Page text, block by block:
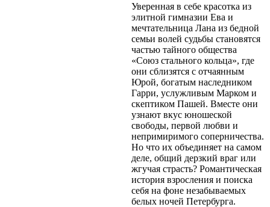
Уверенная в себе красотка из
элитной гимназии Ева и
мечтательница Лана из бедной
семьи волей судьбы становятся
частью тайного общества
«Союз стального кольца», где
они сблизятся с отчаянным
Юрой, богатым наследником
Гарри, услужливым Марком и
скептиком Пашей. Вместе они
узнают вкус юношеской
свободы, первой любви и
непримиримого соперничества.
Но что их объединяет на самом
деле, общий дерзкий враг или
жгучая страсть? Романтическая
история взросления и поиска
себя на фоне незабываемых
белых ночей Петербурга.